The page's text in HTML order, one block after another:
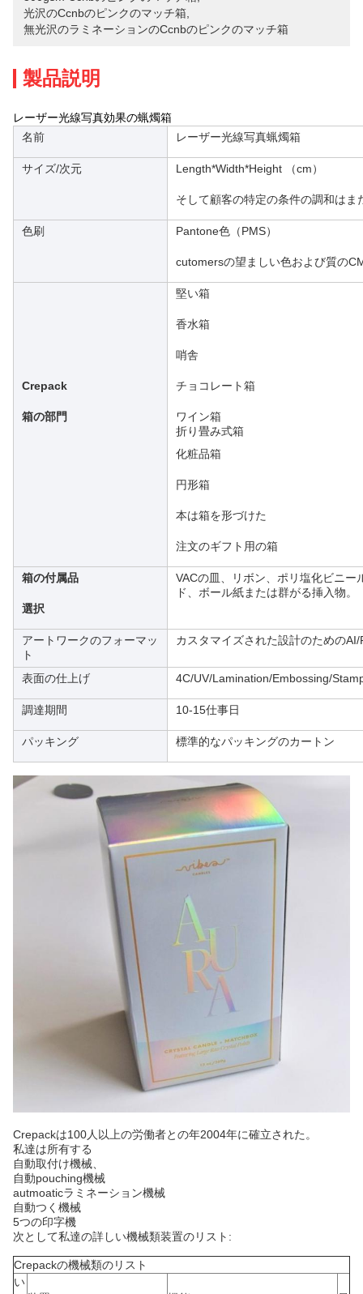
光沢のccnbのピンクのマッチ箱
無光沢のラミネーションのccnbのピンクのマッチ箱
製品説明
レーザー光線写真効果の蝋燭箱
名前
レーザー光線写真蝋燭箱
サイズ/次元 Length*Width*Height （cm）
そして顧客の特定の条件の調和はま
色刷 Pantone色（PMS）
cutomersの望ましい色および質の
Crepack
箱の部門
堅い箱
香水箱
哨舎
チョコレート箱
ワイン箱
折り畳み式箱
化粧品箱
円形箱
本は箱を形づけた
注文のギフト用の箱
箱の付属品
選択
VACの皿、リボン、ポリ塩化ビニ
ド、ボール紙または群がる挿入物。
アートワークのフォーマッ
ト
カスタマイズされた設計のための
表面の仕上げ 4C/UV/Lamination/Embossing/
調達期間 10-15仕事日
パッキング 標準的なパッキングのカートン
Crepackは100人以上の労働者との年2004年に確立された。
私達は所有する
自動取付け機械、
自動pouching機械
autmoaticラミネーション機械
自動つく機械
5つの印字機
次として私達の詳しい機械類装置のリスト:
Crepackの機械類のリスト
い